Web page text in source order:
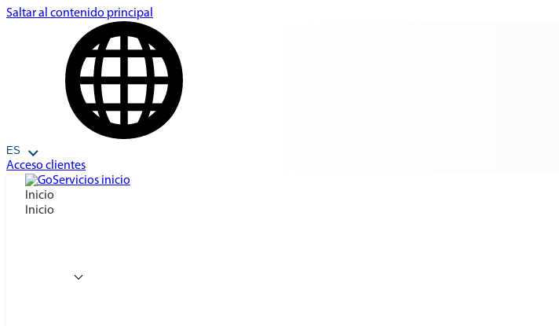
Saltar al contenido principal
ES
Acceso clientes
Inicio
Inicio